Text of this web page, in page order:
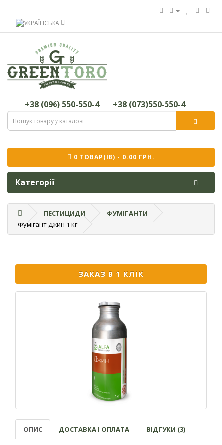
+38 (096) 550-550-4 +38 (073)550-550-4
0 ТОВАР(ІВ) - 0.00 ГРН.
Категорії
ПЕСТИЦИДИ
ФУМІГАНТИ
Фумігант Джин 1 кг
ЗАКАЗ В 1 КЛІК
ОПИС ДОСТАВКА І ОПЛАТА ВІДГУКИ (3)